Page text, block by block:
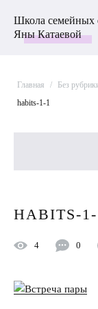
Школа семейных
Яны Катаевой
Главная / Без
habits-1-1
HABITS-1-
4 0
Лучшие статьи
Пройти Тест
Психология